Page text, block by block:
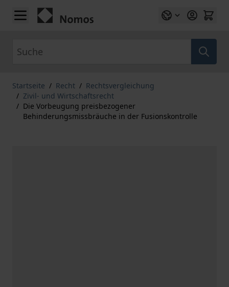
Zum Inhalt springen
Startseite / Recht / Rechtsvergleichung
/ Zivil- und Wirtschaftsrecht
/ Die Vorbeugung preisbezogener
Behinderungsmissbräuche in der Fusionskontrolle